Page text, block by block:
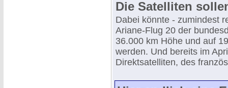
Die Satelliten
Dabei könnte - zumindest
Ariane-Flug 20 der
36.000 km Höhe und auf
werden. Und bereits im
Direktsatelliten, des